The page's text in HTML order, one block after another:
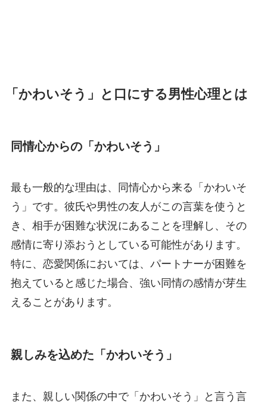
「かわいそう」と口にする男性心理とは
同情心からの「かわいそう」
最も一般的な理由は、同情心から来る「かわいそ
う」です。彼氏や男性の友人がこの言葉を使うと
き、相手が困難な状況にあることを理解し、その
感情に寄り添おうとしている可能性があります。
特に、恋愛関係においては、パートナーが困難を
抱えていると感じた場合、強い同情の感情が芽生
えることがあります。
親しみを込めた「かわいそう」
また、親しい関係の中で「かわいそう」と言う言